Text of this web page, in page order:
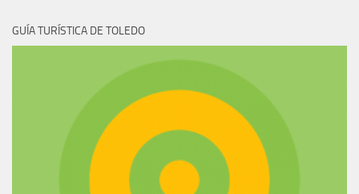
GUÍA TURÍSTICA DE TOLEDO